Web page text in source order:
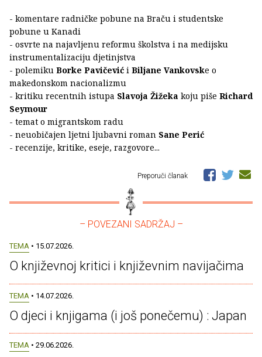
- komentare radničke pobune na Braču i studentske
pobune u Kanadi
- osvrte na najavljenu reformu školstva i na medijsku
instrumentalizaciju djetinjstva
- polemiku Borke Pavičević i Biljane Vankovske o
makedonskom nacionalizmu
- kritiku recentnih istupa Slavoja Žižeka koju piše Richard
Seymour
- temat o migrantskom radu
- neuobičajen ljetni ljubavni roman Sane Perić
- recenzije, kritike, eseje, razgovore...
Preporuči članak
– POVEZANI SADRŽAJ –
TEMA • 15.07.2026.
O književnoj kritici i književnim navijačima
TEMA • 14.07.2026.
O djeci i knjigama (i još ponečemu) : Japan
TEMA • 29.06.2026.